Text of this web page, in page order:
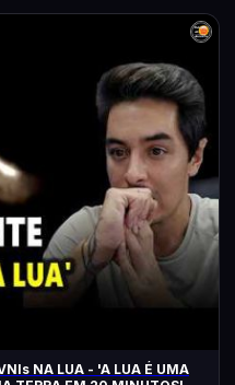
NA LUA - 'A LUA É UMA